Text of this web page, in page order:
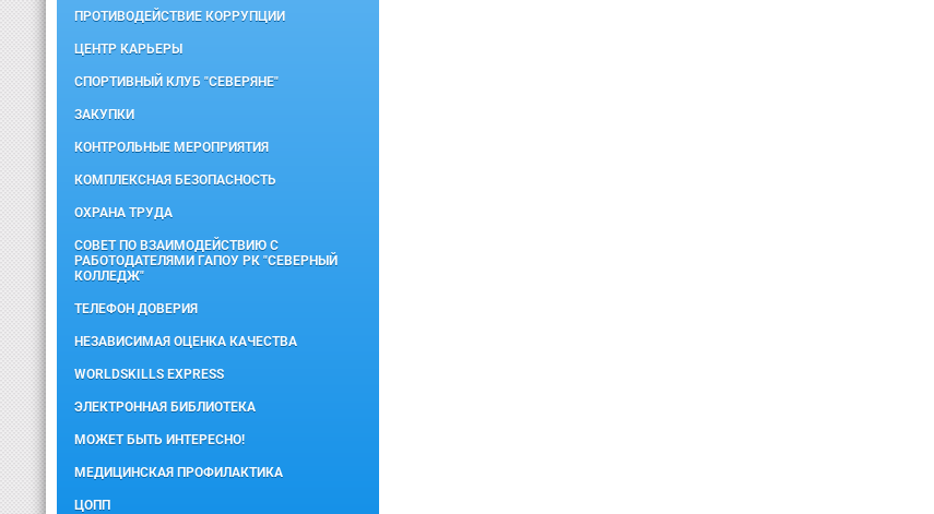
ПРОТИВОДЕЙСТВИЕ КОРРУПЦИИ
ЦЕНТР КАРЬЕРЫ
СПОРТИВНЫЙ КЛУБ "СЕВЕРЯНЕ"
ЗАКУПКИ
КОНТРОЛЬНЫЕ МЕРОПРИЯТИЯ
КОМПЛЕКСНАЯ БЕЗОПАСНОСТЬ
ОХРАНА ТРУДА
СОВЕТ ПО ВЗАИМОДЕЙСТВИЮ С
РАБОТОДАТЕЛЯМИ ГАПОУ РК "СЕВЕРНЫЙ
КОЛЛЕДЖ"
ТЕЛЕФОН ДОВЕРИЯ
НЕЗАВИСИМАЯ ОЦЕНКА КАЧЕСТВА
WORLDSKILLS EXPRESS
ЭЛЕКТРОННАЯ БИБЛИОТЕКА
МОЖЕТ БЫТЬ ИНТЕРЕСНО!
МЕДИЦИНСКАЯ ПРОФИЛАКТИКА
ЦОПП